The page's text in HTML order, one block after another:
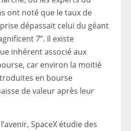
ont noté que le taux de
dépassait celui du géant
7”. Il existe
inhérent associé aux
car environ la moitié
en bourse
de valeur après leur
SpaceX étudie des